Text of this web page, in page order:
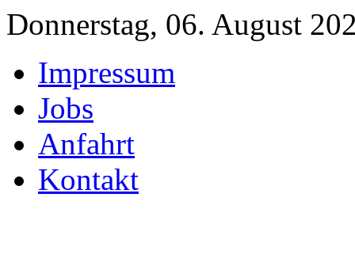
Donnerstag, 06. August
Impressum
Jobs
Anfahrt
Kontakt